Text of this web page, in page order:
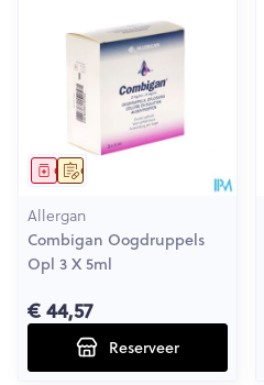
Op voorschrift
Geneesmiddel
Allergan
Combigan Oogdruppels
Opl 3 X 5ml
€ 44,57
Reserveer